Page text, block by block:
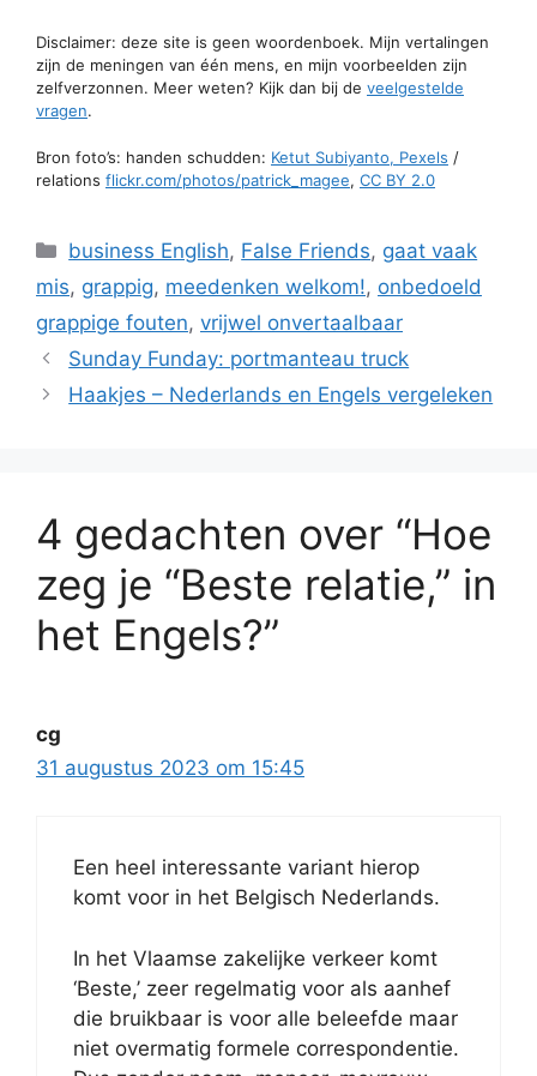
Disclaimer: deze site is geen woordenboek. Mijn vertalingen
zijn de meningen van één mens, en mijn voorbeelden zijn
zelfverzonnen. Meer weten? Kijk dan bij de veelgestelde
vragen.
Bron foto’s: handen schudden: Ketut Subiyanto, Pexels /
relations flickr.com/photos/patrick_magee, CC BY 2.0
Categorieën
business English, False Friends, gaat vaak
mis, grappig, meedenken welkom!, onbedoeld
grappige fouten, vrijwel onvertaalbaar
Sunday Funday: portmanteau truck
Haakjes – Nederlands en Engels vergeleken
4 gedachten over “Hoe
zeg je “Beste relatie,” in
het Engels?”
cg
31 augustus 2023 om 15:45
Een heel interessante variant hierop
komt voor in het Belgisch Nederlands.
In het Vlaamse zakelijke verkeer komt
‘Beste,’ zeer regelmatig voor als aanhef
die bruikbaar is voor alle beleefde maar
niet overmatig formele correspondentie.